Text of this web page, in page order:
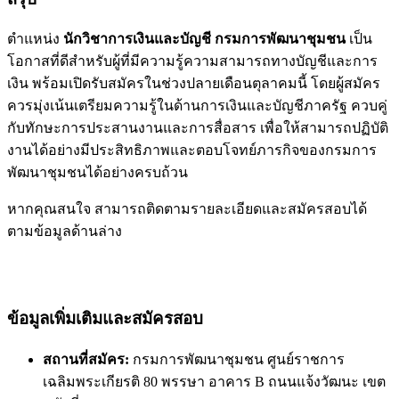
ตำแหน่ง นักวิชาการเงินและบัญชี กรมการพัฒนาชุมชนเป็น
โอกาสที่ดีสำหรับผู้ที่มีความรู้ความสามารถทางบัญชีและการ
เงิน พร้อมเปิดรับสมัครในช่วงปลายเดือนตุลาคมนี้ โดยผู้สมัคร
ควรมุ่งเน้นเตรียมความรู้ในด้านการเงินและบัญชีภาครัฐ ควบคู่
กับทักษะการประสานงานและการสื่อสาร เพื่อให้สามารถปฏิบัติ
งานได้อย่างมีประสิทธิภาพและตอบโจทย์ภารกิจของกรมการ
พัฒนาชุมชนได้อย่างครบถ้วน
หากคุณสนใจ สามารถติดตามรายละเอียดและสมัครสอบได้
ตามข้อมูลด้านล่าง
ข้อมูลเพิ่มเติมและสมัครสอบ
สถานที่สมัคร: กรมการพัฒนาชุมชน ศูนย์ราชการ
เฉลิมพระเกียรติ 80 พรรษา อาคาร B ถนนแจ้งวัฒนะ เขต